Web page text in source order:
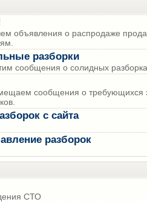
объявления о распродаже
разборки
сообщения о солидных
сообщения о требующихся
с сайта
разборок
СТО